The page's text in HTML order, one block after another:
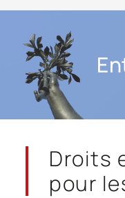
Droits
pour